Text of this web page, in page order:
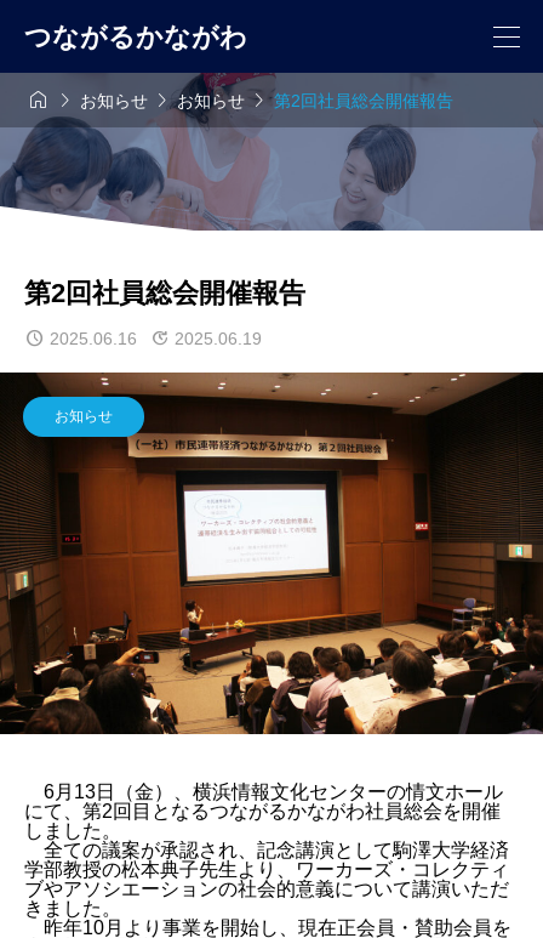
つながるかながわ
  お知らせ お知らせ第2回社員総会開催報告
第2回社員総会開催報告
2025.06.16 2025.06.19
お知らせ
6月13日（金）、横浜情報文化センターの情文ホール
にて、第2回目となるつながるかながわ社員総会を開催
しました。
全ての議案が承認され、記念講演として駒澤大学経済
学部教授の松本典子先生より、ワーカーズ・コレクティ
ブやアソシエーションの社会的意義について講演いただ
きました。
昨年10月より事業を開始し、現在正会員・賛助会員を